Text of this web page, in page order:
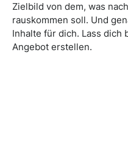
Zielbild von dem, was
rauskommen soll. Und
Inhalte für dich. Lass dich
Angebot erstellen.